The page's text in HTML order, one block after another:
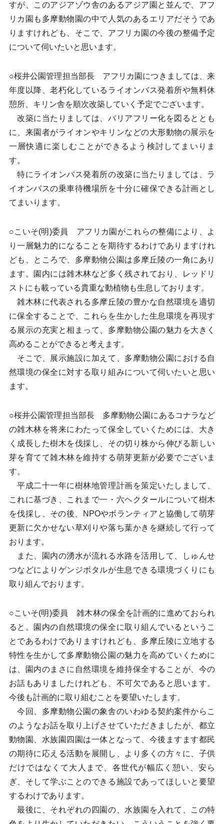
すが、このアジアゾウ舎のあるアジア園と並んで、アフ
リカ園も多摩動物園の中で人気のあるエリアだそうであ
りますけれども、そこで、アフリカ園の今後の整備予定
について伺いたいと思います。
○桜井公園管理担当部長 アフリカ園につきましては、来
年度以降、老朽化しているライオンバス発着所や無料休
憩所、キリン舎を順次改築していく予定でございます。
改築に当たりましては、バリアフリー化を図るととも
に、来園者がライオンやキリンなどの大形動物の展示を
一層快適に楽しむことができるよう検討してまいりま
す。
特にライオンバス発着所の改築に当たりましては、ラ
イオンバスの乗車待機場所を十分に確保できる計画とし
てまいります。
○こいそ(明)委員 アフリカ園がこれらの整備により、よ
り一層魅力的になることを期待するわけでありますけれ
ども、ところで、多摩動物公園は多摩丘陵の一角にあり
ます。園内には雑木林など多く残されており、レッドリ
ストにも載っている貴重な動植物も生息しております。
雑木林に代表される多摩丘陵の豊かな自然環境を適切
に保全することで、これらを生かした生息環境を再現す
る展示の充実と相まって、多摩動物公園の魅力を大きく
高めることができると考えます。
そこで、展示施設に加えて、多摩動物公園における自
然環境の保全に対する取り組みについて伺いたいと思い
ます。
○桜井公園管理担当部長 多摩動物公園にあるコナラなど
の雑木林を将来にわたって保全していくためには、大き
く成長した樹木を伐採し、その切り株から伸びる新しい
芽を育てて雑木林を維持する萌芽更新が必要でございま
す。
平成二十一年に樹林地管理計画を策定いたしまして、
これに基づき、これまで一・六ヘクタールについて樹木
を伐採し、その後、NPOやボランティアと協働して萌芽
更新に欠かせない草刈りや落ち葉かきを継続して行って
おります。
また、園内の湧水が流れる水路を活用して、しゅんせ
つなどによりゲンジボタルが生息できる環境づくりにも
取り組んでおります。
○こいそ(明)委員 雑木林の保全を計画的に進めておられ
ると。園内の自然環境の保全に取り組んでいるというこ
とであるわけでありますけれども、多摩丘陵に立地する
特性を生かして多摩動物公園の魅力を高めていくために
は、園内のまさに自然環境を維持保全することが、今の
お話もありましたけれども、不可欠であると思います。
今後も計画的に取り組むことを要望いたします。
今回、多摩動物公園の象舎のいわゆる契約案件からこ
のようなお話を取り上げさせていただきましたが、都立
動物園、水族園四園は一体となって、今後ますます都民
の期待に応える活動を展開し、より多くの方々に、子供
だけではなくて大人まで、各世代が幅広く憩い、安ら
ぎ、そして学ぶことのできる施設であってほしいと要望
するわけであります。
最後に、それぞれの四園の、水族園を入れて、この特